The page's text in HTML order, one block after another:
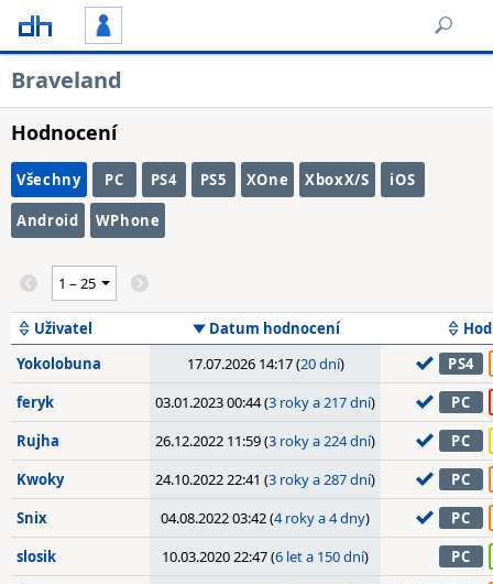
Braveland
Hodnocení
Všechny PC PS4 PS5 XOne XboxX/S iOS
Android WPhone
Uživatel Datum hodnocení
Yokolobuna
17.07.2026 14:17 (20 dní)
PS4
feryk
03.01.2023 00:44 (3 roky a 217 dní)
PC
Rujha
26.12.2022 11:59 (3 roky a 224 dní)
PC
Kwoky
24.10.2022 22:41 (3 roky a 287 dní)
PC
Snix
04.08.2022 03:42 (4 roky a 4 dny)
PC
slosik
10.03.2020 22:47 (6 let a 150 dní)
PC